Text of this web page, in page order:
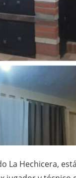
La Hechicera,